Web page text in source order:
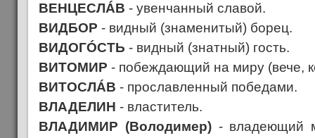
ВЕНЦЕСЛÁВ - увенчанный славой.
ВИДБОР - видный (знаменитый) борец.
ВИДОГÓСТЬ - видный (знатный) гость.
ВИТОМИР - побеждающий на миру (вече,
ВИТОСЛÁВ - прославленный победами.
ВЛАДЕЛИН - властитель.
ВЛАДИМИР (Володимер)- владеющий